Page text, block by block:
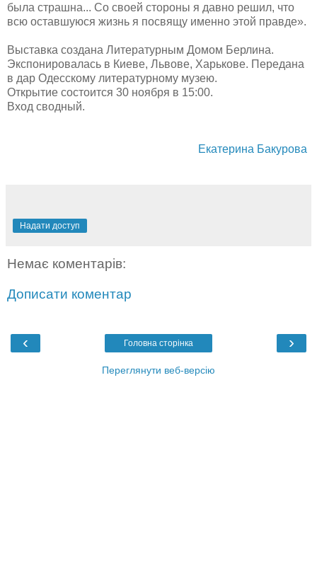
была страшна... Со своей стороны я давно решил, что
всю оставшуюся жизнь я посвящу именно этой правде».
Выставка создана Литературным Домом Берлина.
Экспонировалась в Киеве, Львове, Харькове. Передана
в дар Одесскому литературному музею.
Открытие состоится 30 ноября в 15:00.
Вход сводный.
Екатерина Бакурова
Надати доступ
Немає коментарів:
Дописати коментар
‹ ›
Головна сторінка
Переглянути веб-версію